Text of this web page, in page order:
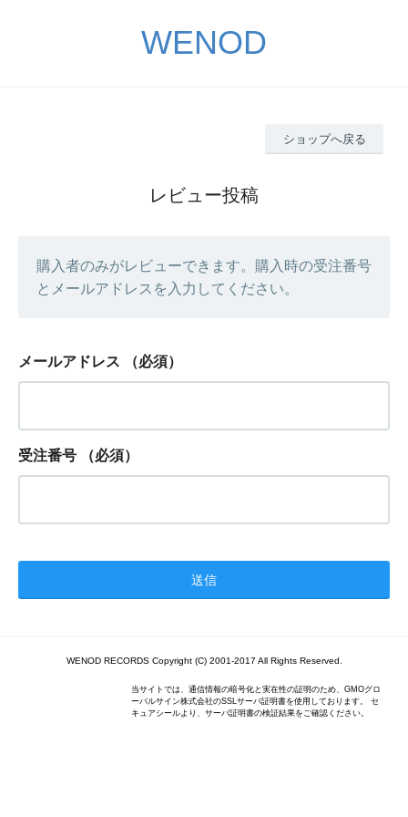
WENOD
ショップへ戻る
レビュー投稿
購入者のみがレビューできます。購入時の受注番号
とメールアドレスを入力してください。
メールアドレス （必須）
受注番号 （必須）
WENOD RECORDS Copyright (C) 2001-2017 All Rights Reserved.
当サイトでは、通信情報の暗号化と実在性の証明のため、GMOグロ
ーバルサイン株式会社のSSLサーバ証明書を使用しております。 セ
キュアシールより、サーバ証明書の検証結果をご確認ください。